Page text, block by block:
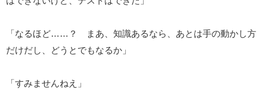
「なるほど……？ まあ、知識あるなら、あとは手の動かし方
だけだし、どうとでもなるか」
「すみませんねえ」